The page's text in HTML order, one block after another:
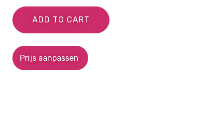
ADD TO CART
Prijs aanpassen